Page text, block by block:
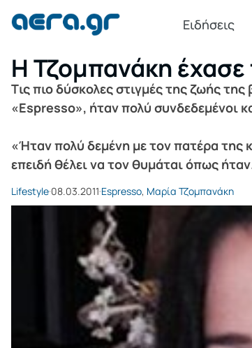
Ειδήσεις
Η Τζομπανάκη έχασε
Tις πιο δύσκολες στιγμές της ζωής
«Espresso», ήταν πολύ συνδεδεμένοι
«Ήταν πολύ δεμένη με τον πατέρα της
επειδή θέλει να τον θυμάται όπως
Lifestyle 08.03.2011 Espresso, Μαρία Τζομπανάκη